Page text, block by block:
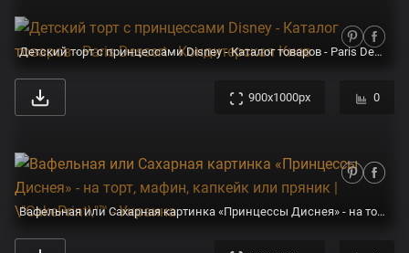
Детский торт с принцессами Disney - Каталог товаров - Paris Dessert - Кондитерская Киев
900x1000px 0
Вафельная или Сахарная картинка «Принцессы Диснея» - на торт, мафин, капкейк или пряник | \"CakePrint\"™ - Украина